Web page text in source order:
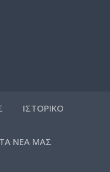
ΙΣΤΟΡΙΚΟ
ΤΑ ΝΕΑ ΜΑΣ